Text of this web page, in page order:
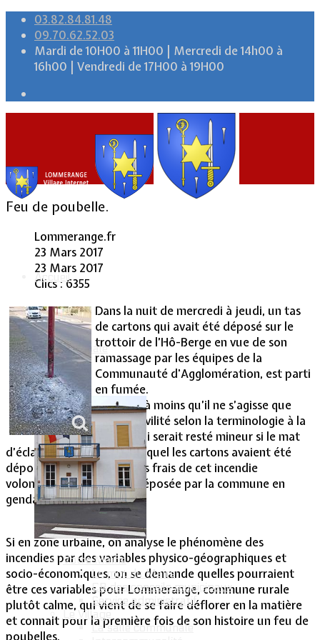
03.82.84.81.48
09.70.62.52.03
Mardi de 10H00 à 11H00 | Mercredi de 14h00 à
16h00 | Vendredi de 17H00 à 19H00
Accueil
Vie Municipale
Votre Mairie
Le mot du Maire
CR des conseils municipaux
Service administratif
Le Village
La salle communale
Feu de poubelle.
Lommerange.fr
23 Mars 2017
23 Mars 2017
Clics : 6355
Dans la nuit de mercredi à jeudi, un tas
de cartons qui avait été déposé sur le
trottoir de l’Hô-Berge en vue de son
ramassage par les équipes de la
Communauté d'Agglomération, est parti
en fumée.
Un délit (à moins qu’il ne s’agisse que
d’une incivilité selon la terminologie à la
mode) qui serait resté mineur si le mat
d’éclairage public contre lequel les cartons avaient été
déposés n’avait pas fait les frais de cet incendie
volontaire. Plainte a été déposée par la commune en
gendarmerie de Fontoy.
Si en zone urbaine, on analyse le phénomène des
incendies par des variables physico-géographiques et
socio-économiques, on se demande quelles pourraient
être ces variables pour Lommerange, commune rurale
plutôt calme, qui vient de se faire déflorer en la matière
et connait pour la première fois de son histoire un feu de
poubelles.